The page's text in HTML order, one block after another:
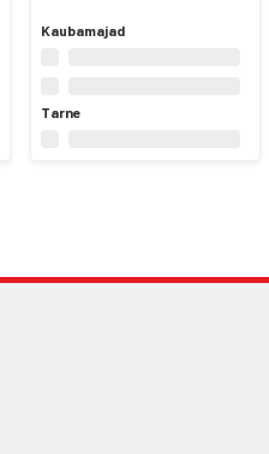
Kaubamajad
Tarne